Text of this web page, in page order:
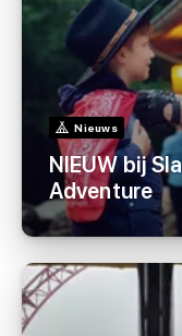
Nieuws
NIEUW bij
Adventure